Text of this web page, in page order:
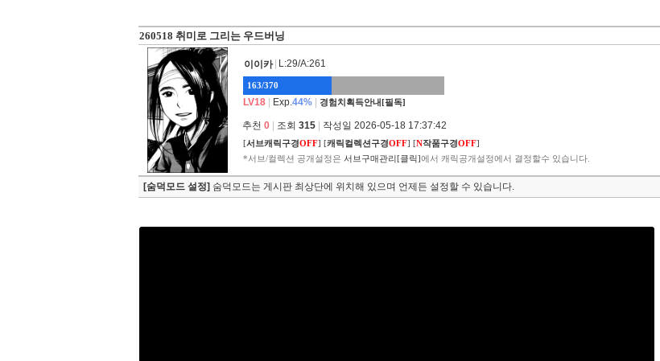
260518 취미로 그리는 우드버닝
이이카 L:29/A:261
163/370
LV18 Exp.44% 경험치획득안내[필독]
추천 0 조회 315 작성일 2026-05-18 17:37:42
[서브캐릭구경OFF] [캐릭컬렉션구경OFF] [N작품구경OFF]
*서브/컬렉션 공개설정은 서브구매관리[클릭]에서 캐릭공개설정에서 결정할수 있습니다.
[숨덕모드 설정] 숨덕모드는 게시판 최상단에 위치해 있으며 언제든 설정할 수 있습니다.